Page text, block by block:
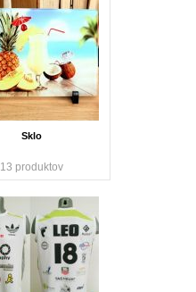
Sklo
13 produktov